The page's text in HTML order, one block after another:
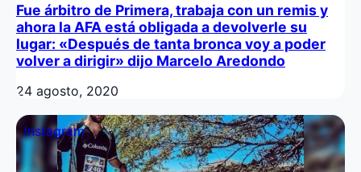
Fue árbitro de Primera, trabaja con un remis y
ahora la AFA está obligada a devolverle su
lugar: «Después de tanta bronca voy a poder
volver a dirigir» dijo Marcelo Aredondo
24 agosto, 2020
Instagram